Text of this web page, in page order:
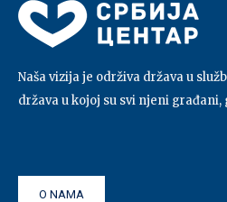
Naša vizija je održiva država u
država u kojoj su svi njeni
O NAMA